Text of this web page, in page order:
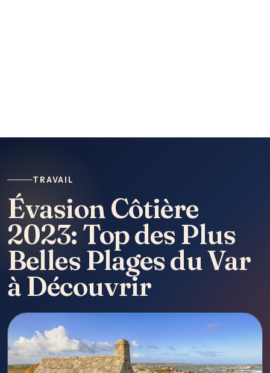
TRAVAIL
Évasion Côtière
2023: Top des Plus
Belles Plages du Var
à Découvrir